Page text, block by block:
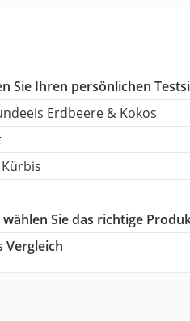
Sie Ihren persönlichen
Erdbeere & Kokos
wählen Sie das richtige
Vergleich